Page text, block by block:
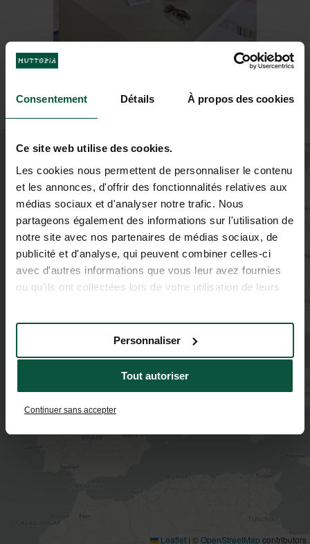
Consentement Détails À propos des cookies
Ce site web utilise des cookies.
Les cookies nous permettent de personnaliser le contenu
et les annonces, d'offrir des fonctionnalités relatives aux
médias sociaux et d'analyser notre trafic. Nous
partageons également des informations sur l'utilisation de
notre site avec nos partenaires de médias sociaux, de
publicité et d'analyse, qui peuvent combiner celles-ci
avec d'autres informations que vous leur avez fournies
ou qu'ils ont collectées lors de votre utilisation de leurs
Tout autoriser
Personnaliser
Continuer sans accepter
+
−
Leaflet | ©OpenStreetMap contributors